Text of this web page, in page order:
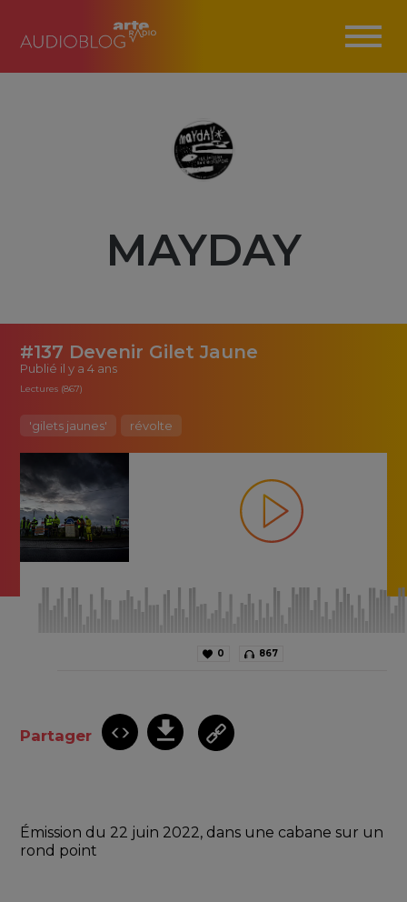
MAYDAY
#137 Devenir Gilet Jaune
Publié il y a 4 ans
Lectures (867)
'gilets jaunes' révolte
0 867
Partager
Émission du 22 juin 2022, dans une cabane sur un
rond point